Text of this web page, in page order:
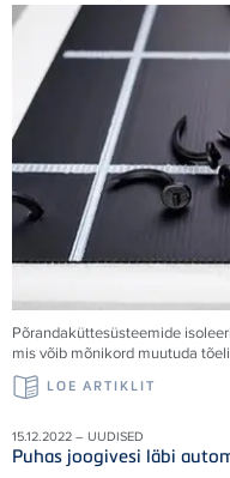
Põrandaküttesüsteemide
mis võib mõnikord muutuda
LOE ARTIKLIT
15.12.2022 – UUDISED
Puhas joogivesi läbi